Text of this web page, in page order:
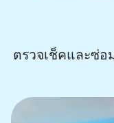
ตรวจเช็คและซ่